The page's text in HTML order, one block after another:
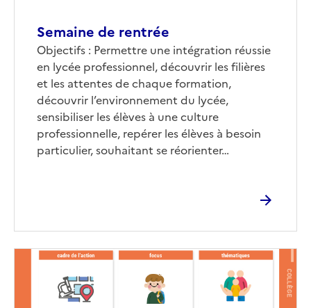
Semaine de rentrée
Objectifs : Permettre une intégration réussie
en lycée professionnel, découvrir les filières
et les attentes de chaque formation,
découvrir l’environnement du lycée,
sensibiliser les élèves à une culture
professionnelle, repérer les élèves à besoin
particulier, souhaitant se réorienter…